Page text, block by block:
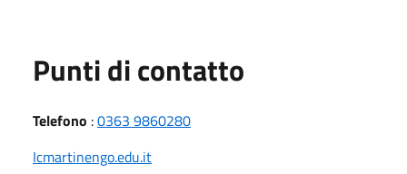
Punti di contatto
Telefono :0363 9860280
Icmartinengo.edu.it